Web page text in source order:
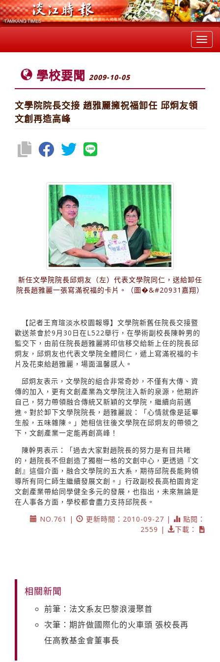
學校要聞 2009-10-05
文學院院長交接 趙雅麗擁祝福卸任 邱炯友領
文創再造高峰
新任文學院院長邱炯友（左）代表文學院同仁，送給卸任
院長趙雅麗一張寫滿祝福的卡片。（圖�&#20931嘉翔）
【記者王育瑄淡水校園報導】文學院新舊任院長交接暨
歡送茶會於9月30日在L522舉行，在學術副校長陳幹男的
監交下，由前任院長趙雅麗將印信移交給新上任的院長邱
炯友，邱炯友也代表文學院全體同仁，遞上寫滿祝福的卡
片及花束給趙雅麗，場面溫馨感人。
邱炯友表示，文學院的組合非常奇妙，不僅有大傳、資
傳的加入，更有文創產業為文學院注入新的泉源，他期許
自己，努力帶領融合傳統又新穎的文學院，繼續向前邁
進。對於卸下文學院院長，趙雅麗說：「心情就像是延畢
生般，五味雜陳。」她相信往後文學院在邱炯友的帶領之
下，文創產業一定能再創高峰！
陳幹男表示：「過去大家對趙院長的努力是有目共睹
的，趙院長不但創造了獨樹一格的文創中心，更透過『文
創』這個介面，融合文學院的五大系，期待邱院長能夠領
導所有同仁師生繼續發展文創。」行政副校長高柏園肯定
文創產業帶給同學健全多元的發展，也指出，未來無論是
在人事各方面，學校都會盡力支持邱院長。
NO.761 |
更新時間：2010-09-27 |
點閱：
2559 |
下載：
相關新聞
前筆：法文系友巴黎浪漫聚首
次筆：期許做國際化的火車頭 張校長再
任高教基金會董事長